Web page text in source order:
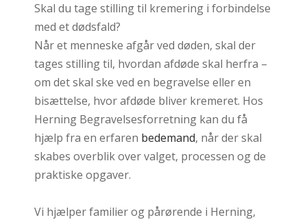
Skal du tage stilling til kremering i forbindelse
med et dødsfald?
Når et menneske afgår ved døden, skal der
tages stilling til, hvordan afdøde skal herfra –
om det skal ske ved en begravelse eller en
bisættelse, hvor afdøde bliver kremeret. Hos
Herning Begravelsesforretning kan du få
hjælp fra en erfaren bedemand, når der skal
skabes overblik over valget, processen og de
praktiske opgaver.
Vi hjælper familier og pårørende i Herning,